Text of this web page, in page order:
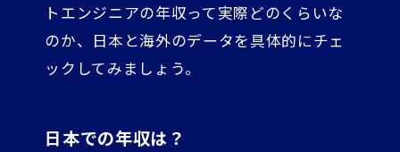
トエンジニアの年収って実際どのくらいな
のか、日本と海外のデータを具体的にチェ
ックしてみましょう。
日本での年収は？